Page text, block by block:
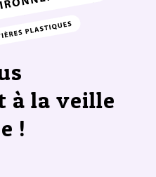
à la veille
!